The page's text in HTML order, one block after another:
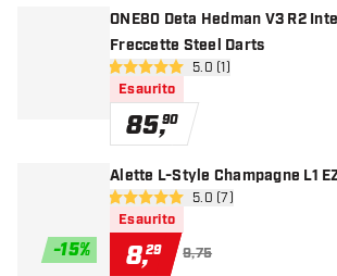
ONE80 Deta Hedman V3 R2
Freccette Steel Darts
apri pannello
5 stelle di valutazione
5.0 (1)
Esaurito
85,90
-15%
Alette L-Style Champagne L1
apri pannello
5 stelle di valutazione
5.0 (7)
Esaurito
8,29 9,75